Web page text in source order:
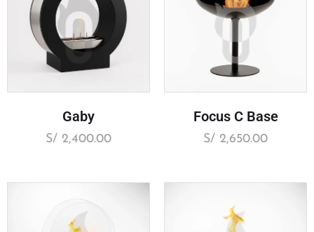
Gaby
S/ 2,400.00
Focus C Base
S/ 2,650.00